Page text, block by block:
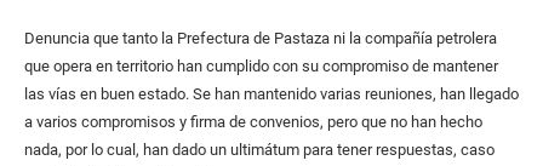
Denuncia que tanto la Prefectura de Pastaza ni la compañía petrolera
que opera en territorio han cumplido con su compromiso de mantener
las vías en buen estado. Se han mantenido varias reuniones, han llegado
a varios compromisos y firma de convenios, pero que no han hecho
nada, por lo cual, han dado un ultimátum para tener respuestas, caso